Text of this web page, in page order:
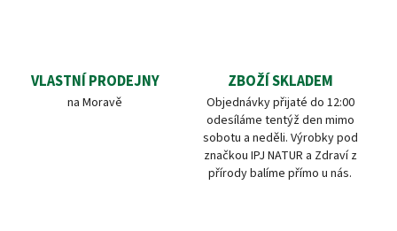
VLASTNÍ PRODEJNY
na Moravě
ZBOŽÍ SKLADEM
Objednávky přijaté do 12:00
odesíláme tentýž den mimo
sobotu a neděli. Výrobky pod
značkou IPJ NATUR a Zdraví z
přírody balíme přímo u nás.